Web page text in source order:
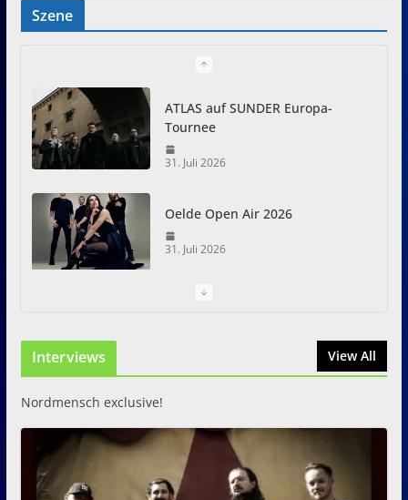
Szene
ATLAS auf SUNDER Europa-
Tournee
31. Juli 2026
Oelde Open Air 2026
31. Juli 2026
I Prevail – Violent Nature
Interviews View All
Nordmensch exclusive!